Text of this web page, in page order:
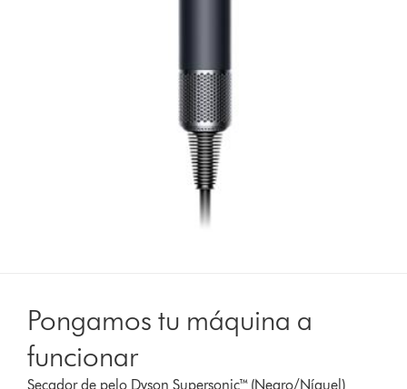
Pongamos tu máquina a
funcionar
Secador de pelo Dyson Supersonic™ (Negro/Níquel)